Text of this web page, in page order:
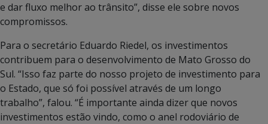
e dar fluxo melhor ao trânsito”, disse ele sobre novos
compromissos.
Para o secretário Eduardo Riedel, os investimentos
contribuem para o desenvolvimento de Mato Grosso do
Sul. “Isso faz parte do nosso projeto de investimento para
o Estado, que só foi possível através de um longo
trabalho”, falou. “É importante ainda dizer que novos
investimentos estão vindo, como o anel rodoviário de